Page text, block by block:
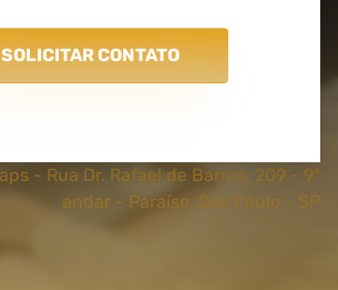
SOLICITAR CONTATO